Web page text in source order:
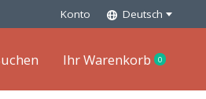
Konto Deutsch
Ihr Warenkorb 0items